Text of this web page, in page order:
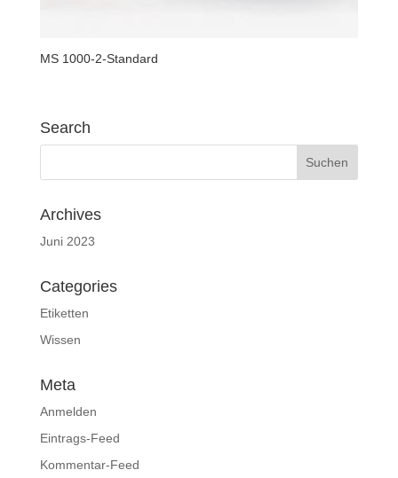
MS 1000-2-Standard
Search
Archives
Juni 2023
Categories
Etiketten
Wissen
Meta
Anmelden
Eintrags-Feed
Kommentar-Feed